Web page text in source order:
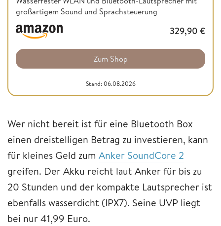
großartigem Sound und Sprachsteuerung
329,90 €
Zum Shop
Stand: 06.08.2026
Wer nicht bereit ist für eine Bluetooth Box
einen dreistelligen Betrag zu investieren, kann
für kleines Geld zum Anker SoundCore 2
greifen. Der Akku reicht laut Anker für bis zu
20 Stunden und der kompakte Lautsprecher ist
ebenfalls wasserdicht (IPX7). Seine UVP liegt
bei nur 41,99 Euro.